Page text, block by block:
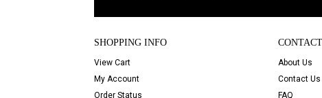
SHOPPING INFO
View Cart
My Account
Order Status
About Us
Contact Us
FAQ